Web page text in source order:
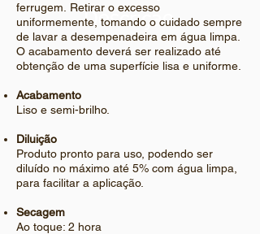
Descrição
ferrugem. Retirar o excesso
uniformemente, tomando o cuidado sempre
de lavar a desempenadeira em água limpa.
O acabamento deverá ser realizado até
obtenção de uma superfície lisa e uniforme.
Acabamento
Liso e semi-brilho.
Diluição
Produto pronto para uso, podendo ser
diluído no máximo até 5% com água limpa,
para facilitar a aplicação.
Secagem
Ao toque: 2 hora